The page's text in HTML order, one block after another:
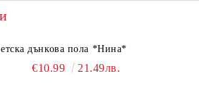
дънкова пола *Нина*
€10.99 21.49лв.